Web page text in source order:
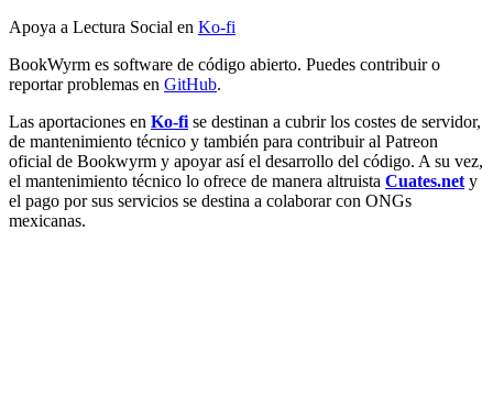
Apoya a Lectura Social en Ko-fi
BookWyrm es software de código abierto. Puedes contribuir o
reportar problemas en GitHub.
Las aportaciones en Ko-fi se destinan a cubrir los costes de servidor,
de mantenimiento técnico y también para contribuir al Patreon
oficial de Bookwyrm y apoyar así el desarrollo del código. A su vez,
el mantenimiento técnico lo ofrece de manera altruista Cuates.net y
el pago por sus servicios se destina a colaborar con ONGs
mexicanas.